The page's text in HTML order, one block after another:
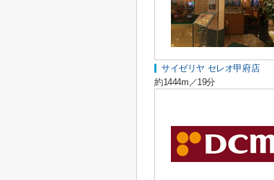
サイゼリヤ セレオ甲府店
約1444m／19分